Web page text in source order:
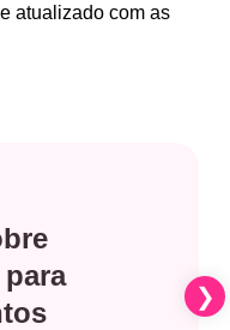
atualizado com as